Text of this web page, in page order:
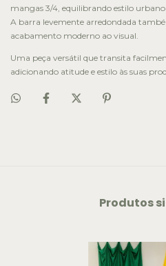
mangas 3/4, equilibrando estilo urbano
A barra levemente arredondada
acabamento moderno ao visual.
Uma peça versátil que transita
adicionando atitude e estilo às suas
Produtos